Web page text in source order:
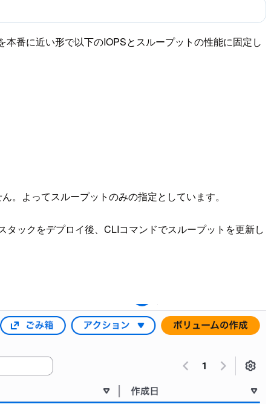
番に近い形で以下のIOPSとスループットの性能に固定し
よってスループットのみの指定としています。
ックをデプロイ後、CLIコマンドでスループットを更新し